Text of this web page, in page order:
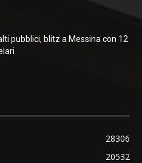
pubblici, blitz a Messina con 12
28306
20532